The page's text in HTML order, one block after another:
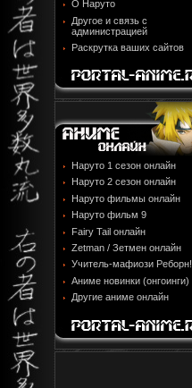
О Наруто
Другое и связь с
администрацией
Раскрутка ваших сайтов
Наруто 1 сезон онлайн
Наруто 2 сезон онлайн
Наруто фильмы онлайн
Наруто фильм 9
Fairy Tail онлайн
Zetman / Зетмен онлайн
Учитель-мафиози Реборн!
Аниме новинки (онгоинги)
Другие аниме онлайн